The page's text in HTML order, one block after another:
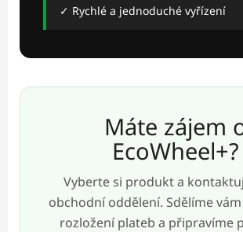
✓ Rychlé a jednoduché vyřízení
Máte zájem
EcoWheel+?
Vyberte si produkt a
obchodní oddělení. Sdělíme
rozložení plateb a připravíme